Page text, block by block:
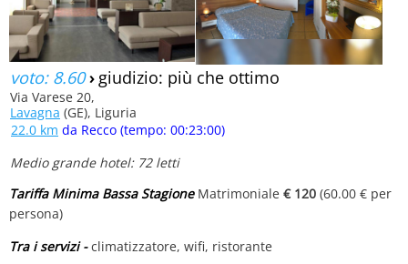
voto: 8.60› giudizio: più che ottimo
Via Varese 20,
Lavagna (GE), Liguria
22.0 km da Recco (tempo: 00:23:00)
Medio grande hotel: 72 letti
Tariffa Minima Bassa StagioneMatrimoniale € 120 (60.00 € per
persona)
Tra i servizi -climatizzatore, wifi, ristorante